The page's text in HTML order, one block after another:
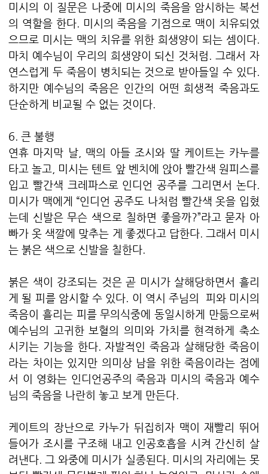
미시의 이 질문은 나중에 미시의 죽음을 암시하는 복선
의 역할을 한다. 미시의 죽음을 기점으로 맥이 치유되었
으므로 미시는 맥의 치유를 위한 희생양이 되는 셈이다.
마치 예수님이 우리의 희생양이 되신 것처럼. 그래서 자
연스럽게 두 죽음이 병치되는 것으로 받아들일 수 있다.
하지만 예수님의 죽음은 인간의 어떤 희생적 죽음과도
단순하게 비교될 수 없는 것이다.
6. 큰 불행
연휴 마지막 날, 맥의 아들 조시와 딸 케이트는 카누를
타고 놀고, 미시는 텐트 앞 벤치에 앉아 빨간색 원피스를
입고 빨간색 크레파스로 인디언 공주를 그리면서 논다.
미시가 맥에게 “인디언 공주도 나처럼 빨간색 옷을 입혔
는데 신발은 무슨 색으로 칠하면 좋을까?”라고 묻자 아
빠가 옷 색깔에 맞추는 게 좋겠다고 답한다. 그래서 미시
는 붉은 색으로 신발을 칠한다.
붉은 색이 강조되는 것은 곧 미시가 살해당하면서 흘리
게 될 피를 암시할 수 있다. 이 역시 주님의 피와 미시의
죽음이 흘리는 피를 무의식중에 동일시하게 만듦으로써
예수님의 고귀한 보혈의 의미와 가치를 현격하게 축소
시키는 기능을 한다. 자발적인 죽음과 살해당한 죽음이
라는 차이는 있지만 의미상 남을 위한 죽음이라는 점에
서 이 영화는 인디언공주의 죽음과 미시의 죽음과 예수
님의 죽음을 나란히 놓고 보게 만든다.
케이트의 장난으로 카누가 뒤집히자 맥이 재빨리 뛰어
들어가 조시를 구조해 내고 인공호흡을 시켜 간신히 살
려낸다. 그 와중에 미시가 실종된다. 미시의 자리에는 못